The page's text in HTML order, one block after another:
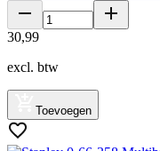
30,99
excl. btw
Toevoegen